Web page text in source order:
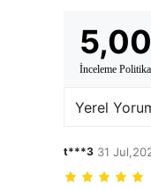
5,00
İnceleme
Yerel
t***3 31